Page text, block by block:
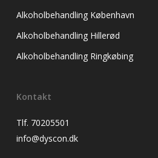
Alkoholbehandling København
Alkoholbehandling Hillerød
Alkoholbehandling Ringkøbing
Kontakt
Tlf. 70205501
info@dyscon.dk